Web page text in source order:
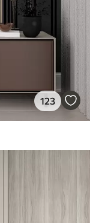
123